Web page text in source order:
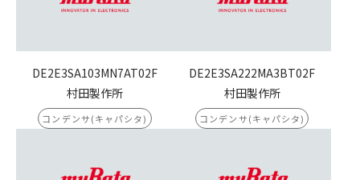
DE2E3SA103MN7AT02F
村田製作所
コンデンサ(キャパシタ)
DE2E3SA222MA3BT02F
村田製作所
コンデンサ(キャパシタ)